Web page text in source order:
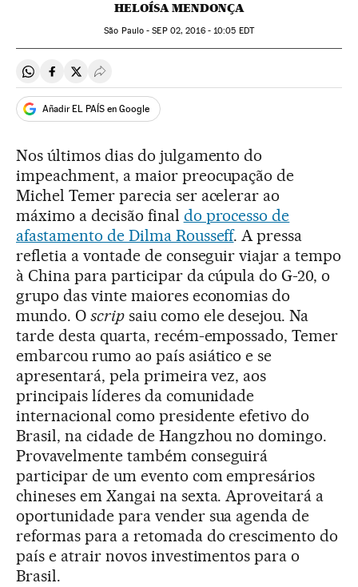
HELOÍSA MENDONÇA
São Paulo -SEP02, 2016 - 10:05 EDT
Compartir en Whatsapp
Compartir en Facebook
Compartir en Twitter
Desplegar Redes Sociales
Añadir EL PAÍS en Google
Nos últimos dias do julgamento do
impeachment, a maior preocupação de
Michel Temer parecia ser acelerar ao
máximo a decisão final do processo de
afastamento de Dilma Rousseff. A pressa
refletia a vontade de conseguir viajar a tempo
à China para participar da cúpula do G-20, o
grupo das vinte maiores economias do
mundo. O scripsaiu como ele desejou. Na
tarde desta quarta, recém-empossado, Temer
embarcou rumo ao país asiático e se
apresentará, pela primeira vez, aos
principais líderes da comunidade
internacional como presidente efetivo do
Brasil, na cidade de Hangzhou no domingo.
Provavelmente também conseguirá
participar de um evento com empresários
chineses em Xangai na sexta. Aproveitará a
oportunidade para vender sua agenda de
reformas para a retomada do crescimento do
país e atrair novos investimentos para o
Brasil.